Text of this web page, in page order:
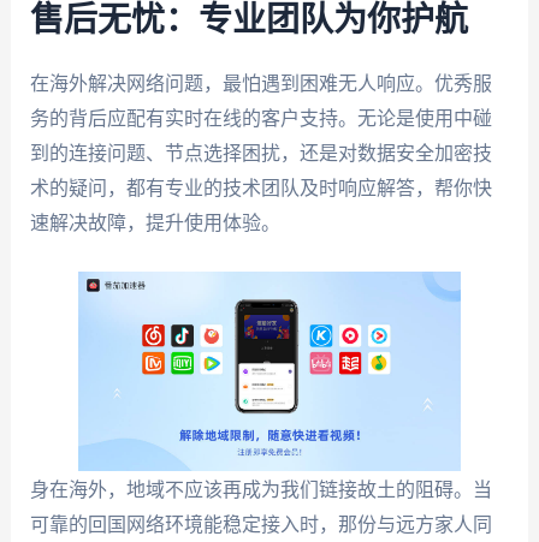
售后无忧：专业团队为你护航
在海外解决网络问题，最怕遇到困难无人响应。优秀服
务的背后应配有实时在线的客户支持。无论是使用中碰
到的连接问题、节点选择困扰，还是对数据安全加密技
术的疑问，都有专业的技术团队及时响应解答，帮你快
速解决故障，提升使用体验。
身在海外，地域不应该再成为我们链接故土的阻碍。当
可靠的回国网络环境能稳定接入时，那份与远方家人同